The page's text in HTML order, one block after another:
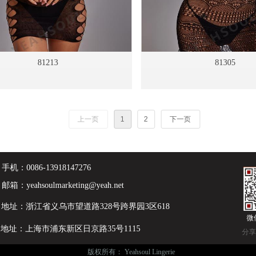
81213 81305
上一页 1 2 下一页
微
手机： 0086-13918147276
邮箱： yeahsoulmarketing@yeah.net
地址：浙江省义乌市望道路328号跨界园3区618
地址：上海市浦东新区日京路35号1115 分享
版权所有： Yeahsoul Lingerie